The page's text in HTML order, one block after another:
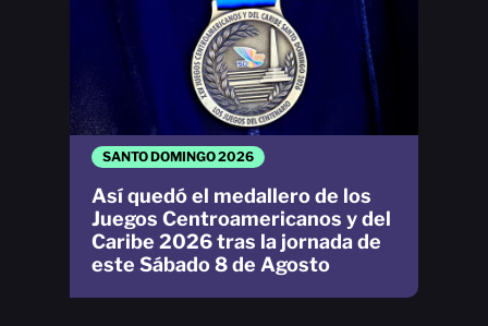
SANTO DOMINGO 2026
Así quedó el medallero de los
Juegos Centroamericanos y del
Caribe 2026 tras la jornada de
este Sábado 8 de Agosto